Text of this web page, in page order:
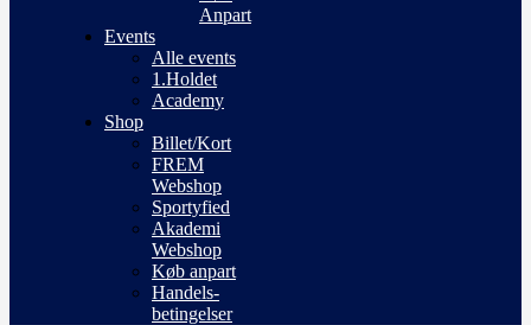
Anpart
Events
Alle events
1.Holdet
Academy
Shop
Billet/Kort
FREM
Webshop
Sportyfied
Akademi
Webshop
Køb anpart
Handels-
betingelser